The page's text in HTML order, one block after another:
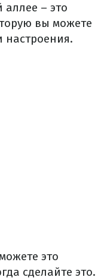
аллее – это
вы можете
настроения.
это
сделайте это.